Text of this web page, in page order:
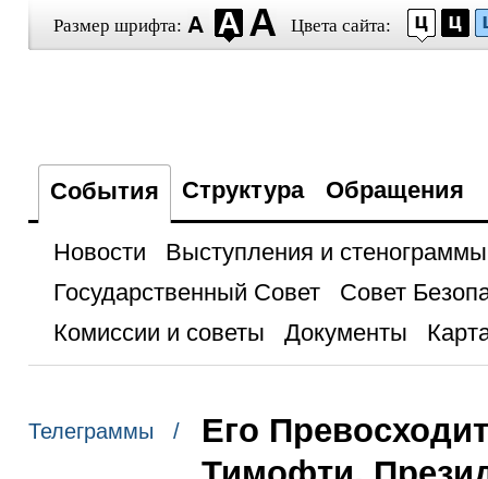
Размер шрифта: Цвета сайта:
События Структура Обращения
Новости
Выступления и стенограммы
Государственный Совет
Совет
Комиссии и советы
Документы
Телеграммы /
Его